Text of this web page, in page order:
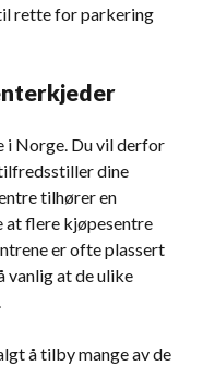
rette for parkering
i Norge. Du vil derfor
dine
tilhører en
at flere kjøpesentre
er ofte plassert
vanlig at de ulike
å tilby mange av de